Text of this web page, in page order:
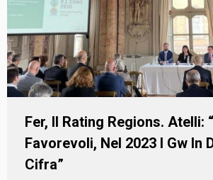
Fer, Il Rating Regions. Atelli:
Favorevoli, Nel 2023 I Gw In
Cifra”